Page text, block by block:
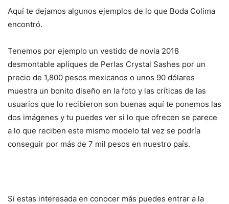
Aquí te dejamos algunos ejemplos de lo que Boda Colima
encontró.
Tenemos por ejemplo un vestido de novia 2018
desmontable apliques de Perlas Crystal Sashes por un
precio de 1,800 pesos mexicanos o unos 90 dólares
muestra un bonito diseño en la foto y las críticas de las
usuarios que lo recibieron son buenas aquí te ponemos las
dos imágenes y tu puedes ver si lo que ofrecen se parece
a lo que reciben este mismo modelo tal vez se podría
conseguir por más de 7 mil pesos en nuestro país.
Si estas interesada en conocer más puedes entrar a la